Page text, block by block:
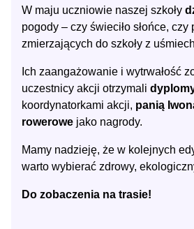
W maju uczniowie naszej szkoły
pogody – czy świeciło słońce,
zmierzających do szkoły z
Ich zaangażowanie i wytrwałość
uczestnicy akcji otrzymali
koordynatorkami akcji, panią
rowerowe jako nagrody.
Mamy nadzieję, że w kolejnych
warto wybierać zdrowy,
Do zobaczenia na trasie!